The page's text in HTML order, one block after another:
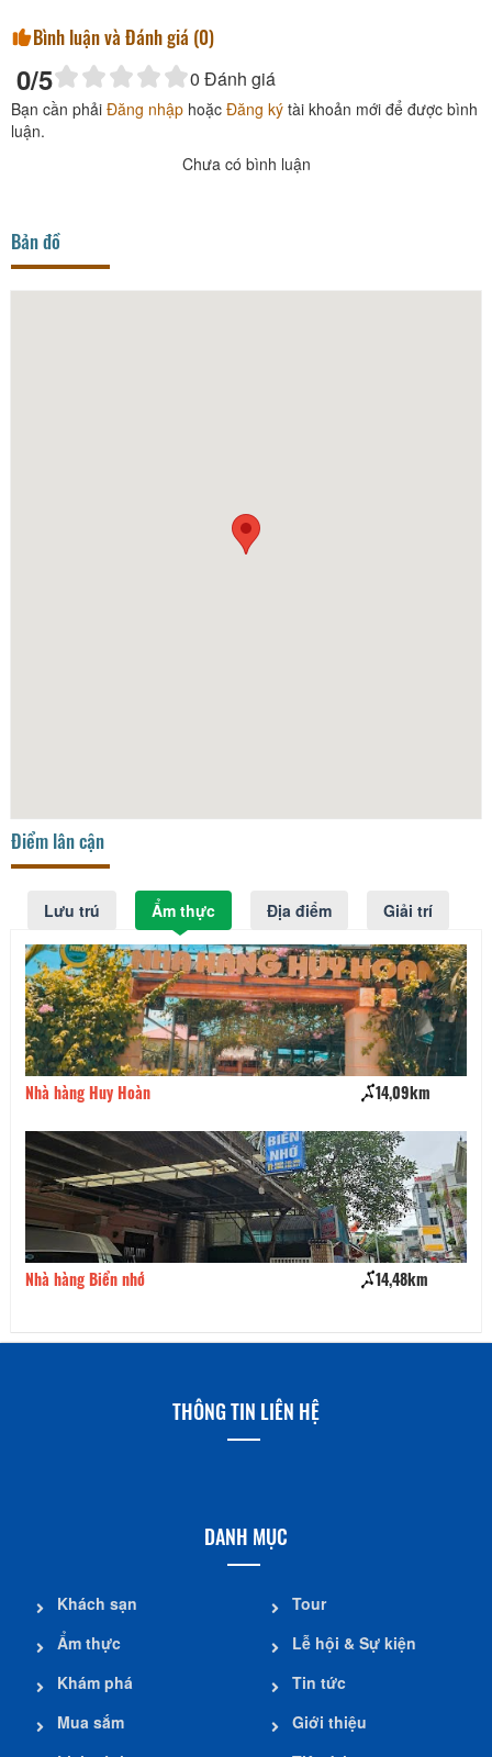
Bình luận và Đánh giá (0)
0/5 0 Đánh giá
Bạn cần phải Đăng nhập hoặc Đăng ký tài khoản mới để được bình
luận.
Chưa có bình luận
Bản đồ
Điểm lân cận
Lưu trú Ẩm thực Địa điểm Giải trí
Nhà hàng Huy Hoàn 14,09km
Nhà hàng Biển nhớ 14,48km
THÔNG TIN LIÊN HỆ
DANH MỤC
Khách sạn
Ẩm thực
Khám phá
Mua sắm
Tour
Lễ hội & Sự kiện
Tin tức
Giới thiệu